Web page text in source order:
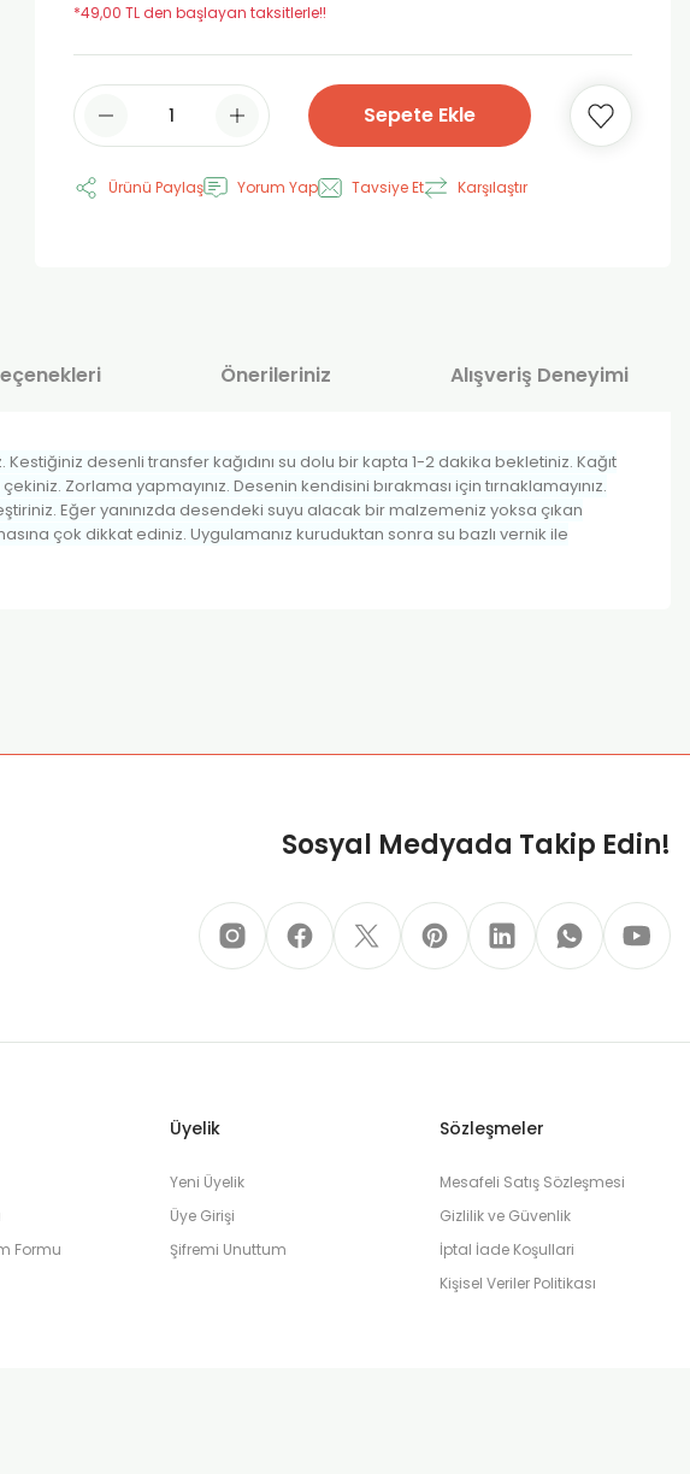
*49,00 TL den başlayan taksitlerle!!
Sepete Ekle
Ürünü Paylaş Yorum Yap Tavsiye Et Karşılaştır
Önerileriniz Alışveriş Deneyimi
Kestiğiniz desenli transfer kağıdını su dolu bir kapta 1-2 dakika bekletiniz. Kağıt
Zorlama yapmayınız. Desenin kendisini bırakması için tırnaklamayınız.
Eğer yanınızda desendeki suyu alacak bir malzemeniz yoksa çıkan
çok dikkat ediniz. Uygulamanız kuruduktan sonra su bazlı vernik ile
Sosyal Medyada Takip Edin!
Formu
Üyelik
Yeni Üyelik
Üye Girişi
Şifremi Unuttum
Sözleşmeler
Mesafeli Satış Sözleşmesi
Gizlilik ve Güvenlik
İptal İade Koşullari
Kişisel Veriler Politikası